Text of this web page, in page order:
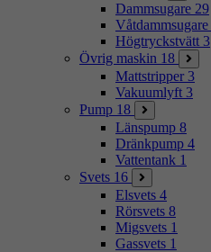
Dammsugare 29
Våtdammsugare
Högtryckstvätt 3
Övrig maskin 18
Mattstripper 3
Vakuumlyft 3
Pump 18
Länspump 8
Dränkpump 4
Vattentank 1
Svets 16
Elsvets 4
Rörsvets 8
Migsvets 1
Gassvets 1